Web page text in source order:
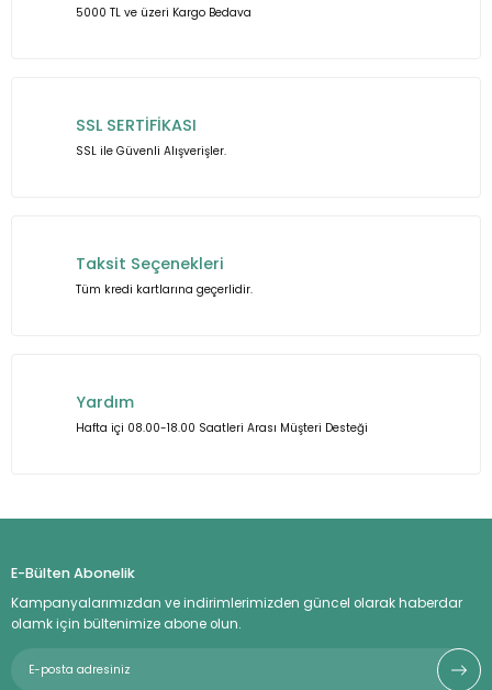
Ürün fiyatı diğer sitelerden daha pahalı.
5000 TL ve üzeri Kargo Bedava
SSL SERTİFİKASI
SSL ile Güvenli Alışverişler.
Taksit Seçenekleri
Tüm kredi kartlarına geçerlidir.
Yardım
Hafta içi 08.00-18.00 Saatleri Arası Müşteri Desteği
E-Bülten Abonelik
Kampanyalarımızdan ve indirimlerimizden güncel olarak haberdar
olamk için bültenimize abone olun.